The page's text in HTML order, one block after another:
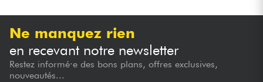
Vents
Violons & Quatuor
Ne manquez rien
en recevant notre newsletter
Restez informé·e des bons plans, offres exclusives,
nouveautés...